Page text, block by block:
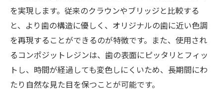
安心して笑える口元を手に入れる方法
ダイレクトボンディングのメンテナンスと
その重要性
日常ケアで持続する美しさ
歯の強度を保ちながら得られる安心感
自然な形状と色調を再現するダイレクトボンデ
を実現します。従来のクラウンやブリッジと比較する
と、より歯の構造に優しく、オリジナルの歯に近い色調
を再現することができるのが特徴です。また、使用され
るコンポジットレジンは、歯の表面にピッタリとフィッ
トし、時間が経過しても変色しにくいため、長期間にわ
たり自然な見た目を保つことが可能です。